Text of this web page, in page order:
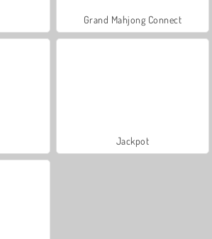
Grand Mahjong Connect
Jackpot